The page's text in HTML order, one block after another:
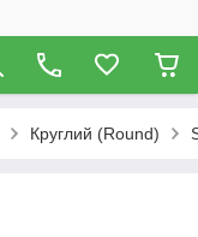
Круглий (Round)